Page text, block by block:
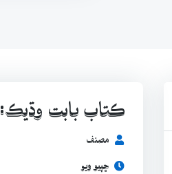
ڪتاب بابت وڌيڪ:
مصنف
ڇپيو ويو